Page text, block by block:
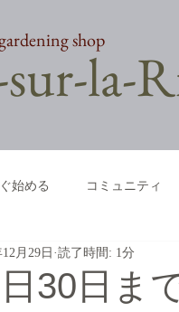
la-
shop
始める コミュニティ
30日ま
12月29日 読了時間: 1分